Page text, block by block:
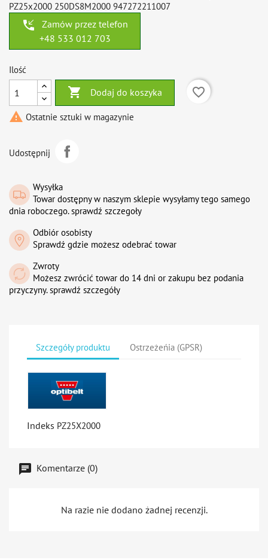
PZ25x2000 250DS8M2000 947272211007
phone_callback
Zamów przez telefon
+48 533 012 703
Ilość
 Dodaj do koszyka
favorite_border
 Ostatnie sztuki w magazynie
Udostępnij
Wysyłka
Towar dostępny w naszym sklepie wysyłamy tego samego
dnia roboczego. sprawdź szczegoły
Odbiór osobisty
Sprawdź gdzie możesz odebrać towar
Zwroty
Możesz zwrócić towar do 14 dni or zakupu bez podania
przyczyny. sprawdź szczegóły
Szczegóły produktu Ostrzeżeńia (GPSR)
Indeks PZ25X2000
Komentarze (0)
Na razie nie dodano żadnej recenzji.